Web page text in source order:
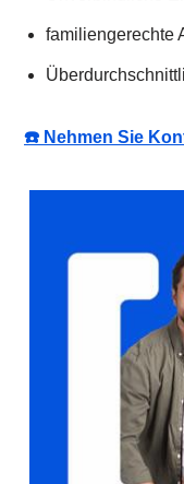
familiengerechte
☎️ Nehmen Sie